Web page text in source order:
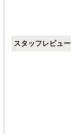
スタッフレビュー